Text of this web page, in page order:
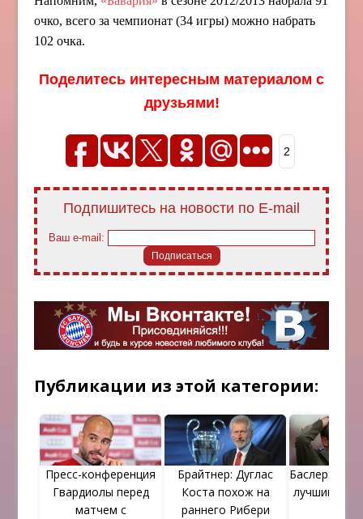
очко, всего за чемпионат (34 игры) можно набрать
102 очка.
Поделитесь интересным материалом с
друзьями!
2
Подпишитесь на новости по E-mail
Ваш e-mail:
Публикации из этой категории:
Пресс-конференция
Гвардиолы перед
матчем с
Брайтнер: Дуглас
Коста похож на
раннего Рибери
Баслер:
лучший